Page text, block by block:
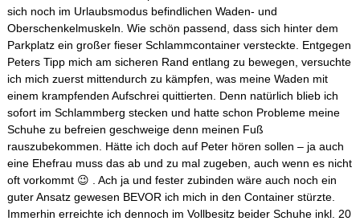
sich noch im Urlaubsmodus befindlichen Waden- und
Oberschenkelmuskeln. Wie schön passend, dass sich hinter dem
Parkplatz ein großer fieser Schlammcontainer versteckte. Entgegen
Peters Tipp mich am sicheren Rand entlang zu bewegen, versuchte
ich mich zuerst mittendurch zu kämpfen, was meine Waden mit
einem krampfenden Aufschrei quittierten. Denn natürlich blieb ich
sofort im Schlammberg stecken und hatte schon Probleme meine
Schuhe zu befreien geschweige denn meinen Fuß
rauszubekommen. Hätte ich doch auf Peter hören sollen – ja auch
eine Ehefrau muss das ab und zu mal zugeben, auch wenn es nicht
oft vorkommt 😉 . Ach ja und fester zubinden wäre auch noch ein
guter Ansatz gewesen BEVOR ich mich in den Container stürzte.
Immerhin erreichte ich dennoch im Vollbesitz beider Schuhe inkl. 20